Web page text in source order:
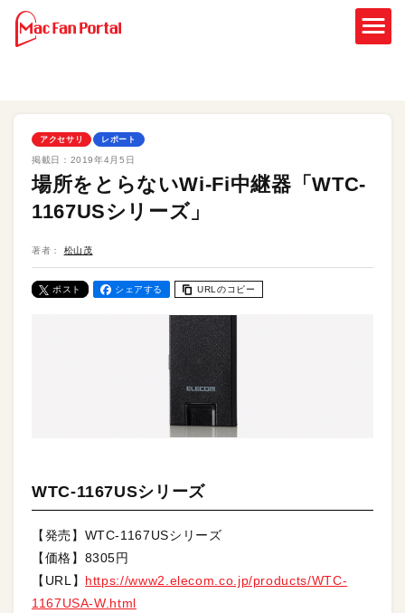
アクセサリ レポート
掲載日： 2019年4月5日
場所をとらないWi-Fi中継器「WTC-
1167USシリーズ」
著者： 松山茂
ポスト シェアする URLのコピー
WTC-1167USシリーズ
【発売】WTC-1167USシリーズ
【価格】8305円
【URL】 https://www2.elecom.co.jp/products/WTC-
1167USA-W.html